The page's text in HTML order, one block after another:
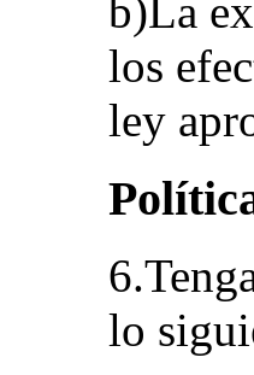
b)La
los
ley
lo